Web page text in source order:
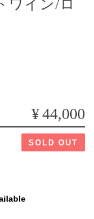
ワイン/ロ
¥44,000
SOLD OUT